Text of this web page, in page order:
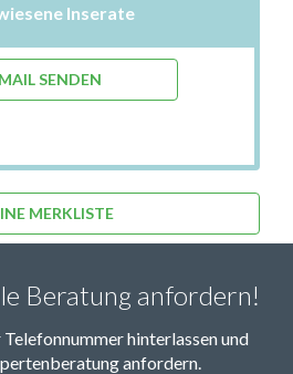
Inserate
SENDEN
MERKLISTE
Beratung anfordern!
hinterlassen und
anfordern.